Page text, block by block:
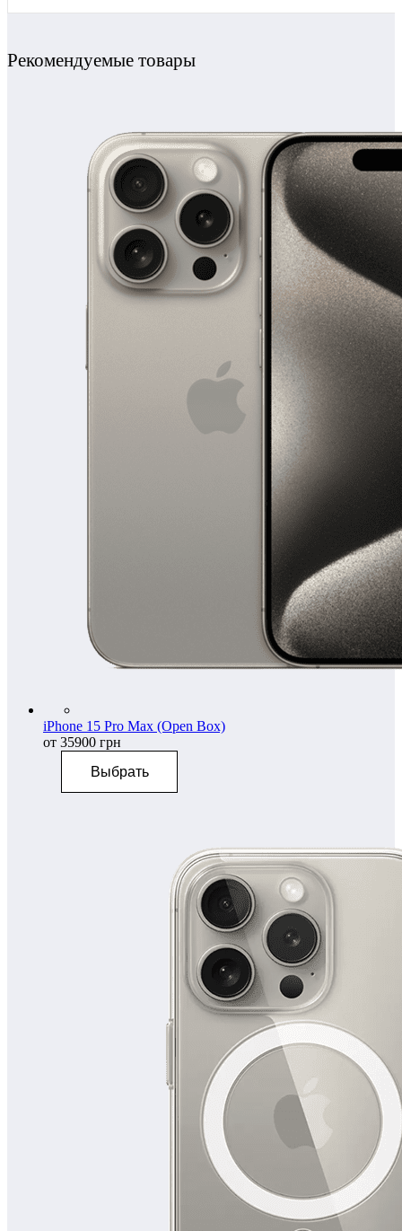
Рекомендуемые товары
iPhone 15 Pro Max (Open Box)
от 35900 грн
Выбрать